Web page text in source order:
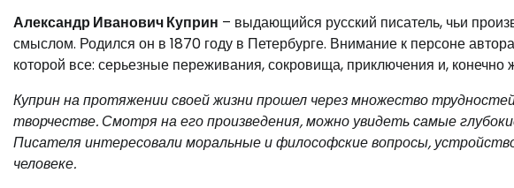
Александр Иванович Куприн – выдающийся русский писатель, чьи
смыслом. Родился он в 1870 году в Петербурге. Внимание к персоне
которой все: серьезные переживания, сокровища, приключения и,
Куприн на протяжении своей жизни прошел через множество
творчестве. Смотря на его произведения, можно увидеть самые
Писателя интересовали моральные и философские вопросы,
человеке.